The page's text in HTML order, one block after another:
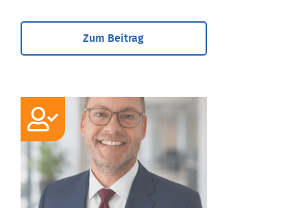
Zum Beitrag